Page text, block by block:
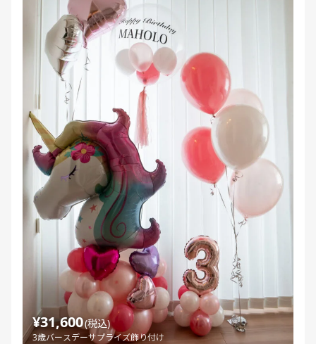
¥31,600(税込)
3歳バースデーサプライズ飾り付け